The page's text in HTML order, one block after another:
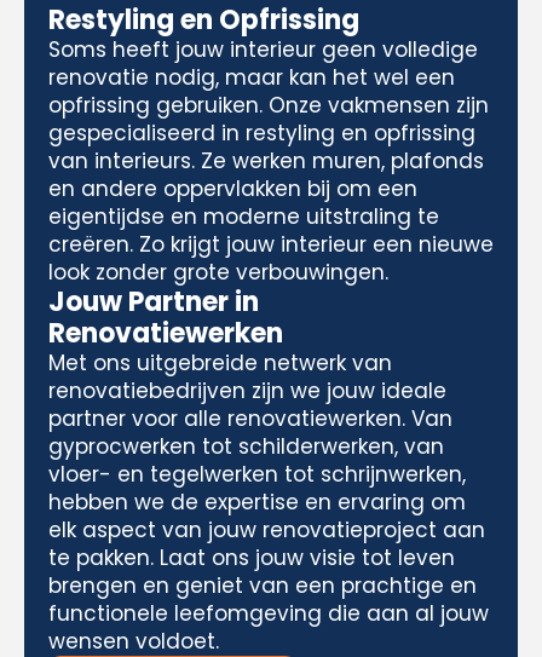
Restyling en Opfrissing
Soms heeft jouw interieur geen volledige
renovatie nodig, maar kan het wel een
opfrissing gebruiken. Onze vakmensen zijn
gespecialiseerd in restyling en opfrissing
van interieurs. Ze werken muren, plafonds
en andere oppervlakken bij om een
eigentijdse en moderne uitstraling te
creëren. Zo krijgt jouw interieur een nieuwe
look zonder grote verbouwingen.
Jouw Partner in
Renovatiewerken
Met ons uitgebreide netwerk van
renovatiebedrijven zijn we jouw ideale
partner voor alle renovatiewerken. Van
gyprocwerken tot schilderwerken, van
vloer- en tegelwerken tot schrijnwerken,
hebben we de expertise en ervaring om
elk aspect van jouw renovatieproject aan
te pakken. Laat ons jouw visie tot leven
brengen en geniet van een prachtige en
functionele leefomgeving die aan al jouw
wensen voldoet.